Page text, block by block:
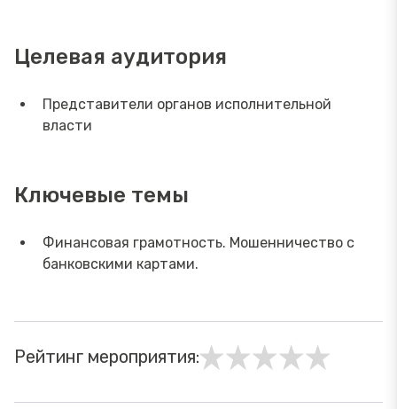
Целевая аудитория
Представители органов исполнительной
власти
Ключевые темы
Финансовая грамотность. Мошенничество с
банковскими картами.
Рейтинг мероприятия: